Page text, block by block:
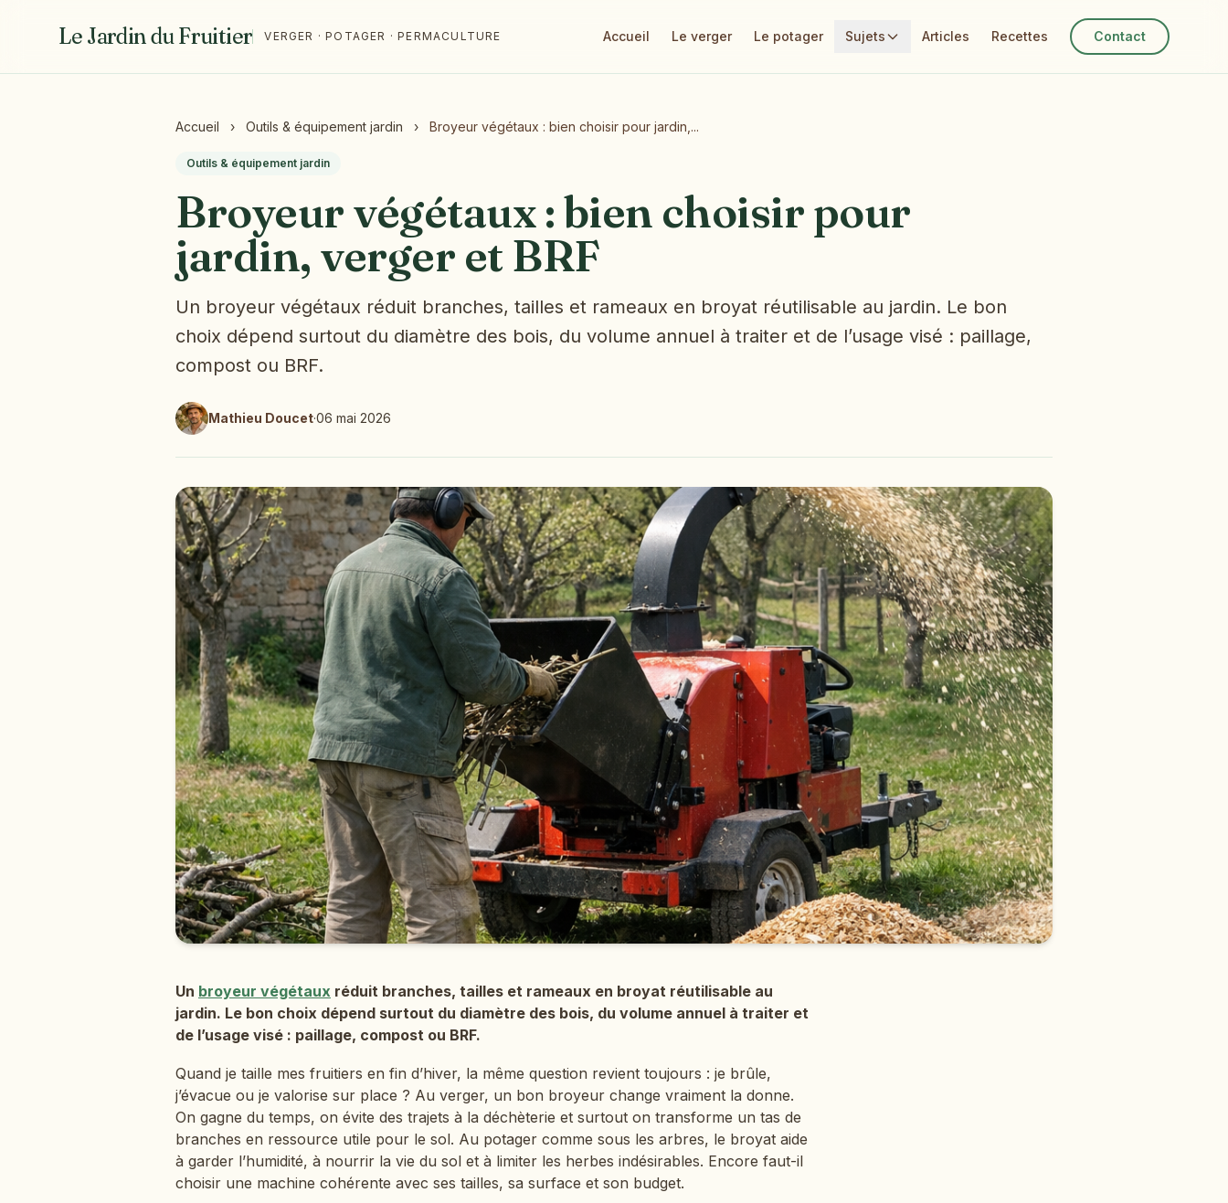
Le Jardin du Fruitier VERGER · POTAGER · PERMACULTURE Accueil Le verger Le potager Sujets Articles Recettes Contact
Accueil › Outils & équipement jardin › Broyeur végétaux : bien choisir pour jardin,...
Outils & équipement jardin
Broyeur végétaux : bien choisir pour
jardin, verger et BRF
Un broyeur végétaux réduit branches, tailles et rameaux en broyat réutilisable au jardin. Le bon
choix dépend surtout du diamètre des bois, du volume annuel à traiter et de l’usage visé : paillage,
compost ou BRF.
Mathieu Doucet·06 mai 2026
Un broyeur végétaux réduit branches, tailles et rameaux en broyat réutilisable au
jardin. Le bon choix dépend surtout du diamètre des bois, du volume annuel à traiter et
de l’usage visé : paillage, compost ou BRF.
Quand je taille mes fruitiers en fin d’hiver, la même question revient toujours : je brûle,
j’évacue ou je valorise sur place ? Au verger, un bon broyeur change vraiment la donne.
On gagne du temps, on évite des trajets à la déchèterie et surtout on transforme un tas de
branches en ressource utile pour le sol. Au potager comme sous les arbres, le broyat aide
à garder l’humidité, à nourrir la vie du sol et à limiter les herbes indésirables. Encore faut-il
choisir une machine cohérente avec ses tailles, sa surface et son budget.